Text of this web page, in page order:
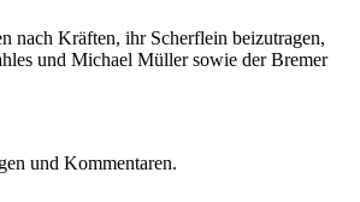
nach Kräften, ihr Scherflein beizutragen,
und Michael Müller sowie der Bremer
und Kommentaren.